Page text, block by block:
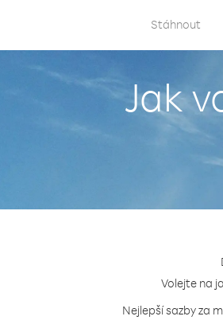
Stáhnout
Jak
Volejte na
Nejlepší sazby za